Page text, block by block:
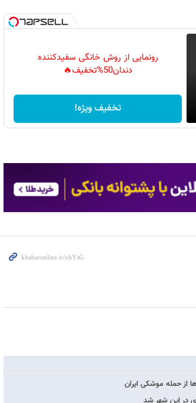
رونمایی از روش خانگی سفیدکننده
دندان50%تخفیف🔥
تخفیف ویژه!
از حمله موشکی ایران